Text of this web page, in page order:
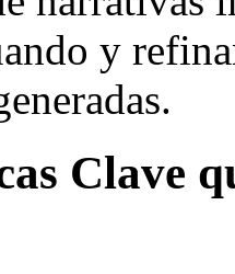
y
Clave